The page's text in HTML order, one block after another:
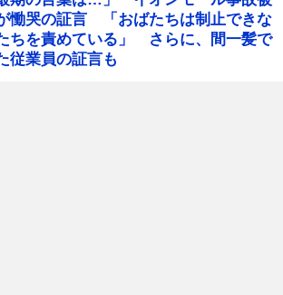
慟哭の証言 「おばたちは制止できな
ちを責めている」 さらに、間一髪で
従業員の証言も